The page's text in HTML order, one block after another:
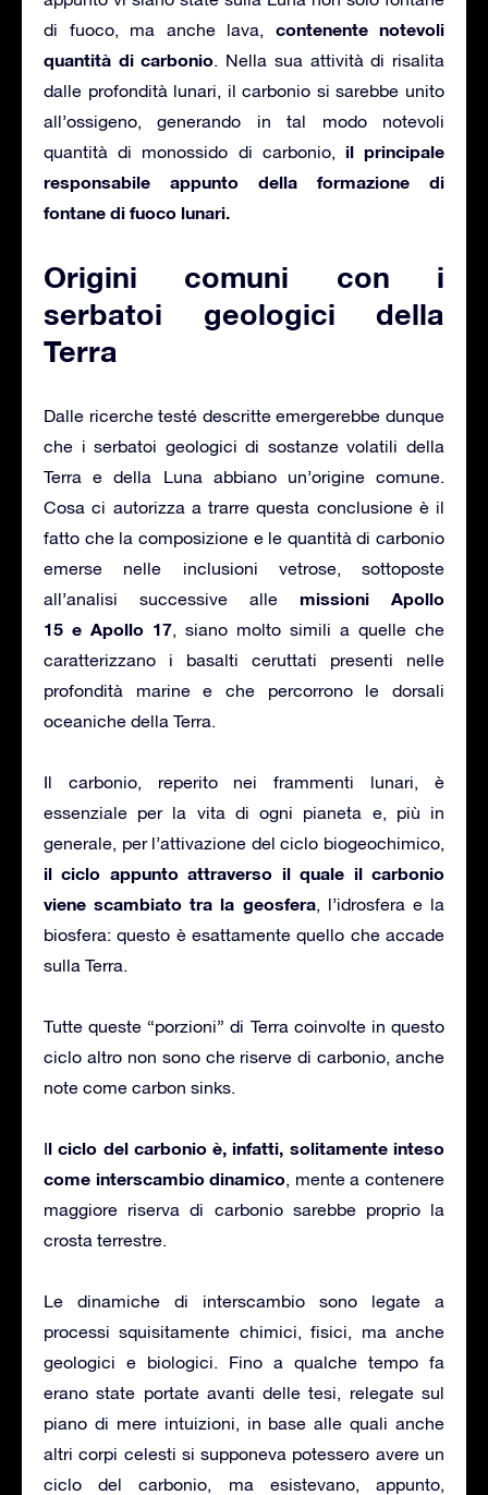
di fuoco, ma anche lava, contenente notevoli
quantità di carbonio. Nella sua attività di risalita
dalle profondità lunari, il carbonio si sarebbe unito
all’ossigeno, generando in tal modo notevoli
quantità di monossido di carbonio, il principale
responsabile appunto della formazione di
fontane di fuoco lunari.
Origini comuni con i
serbatoi geologici della
Terra
Dalle ricerche testé descritte emergerebbe dunque
che i serbatoi geologici di sostanze volatili della
Terra e della Luna abbiano un’origine comune.
Cosa ci autorizza a trarre questa conclusione è il
fatto che la composizione e le quantità di carbonio
emerse nelle inclusioni vetrose, sottoposte
all’analisi successive alle missioni Apollo
15 e Apollo 17, siano molto simili a quelle che
caratterizzano i basalti ceruttati presenti nelle
profondità marine e che percorrono le dorsali
oceaniche della Terra.
Il carbonio, reperito nei frammenti lunari, è
essenziale per la vita di ogni pianeta e, più in
generale, per l’attivazione del ciclo biogeochimico,
il ciclo appunto attraverso il quale il carbonio
viene scambiato tra la geosfera, l’idrosfera e la
biosfera: questo è esattamente quello che accade
sulla Terra.
Tutte queste “porzioni” di Terra coinvolte in questo
ciclo altro non sono che riserve di carbonio, anche
note come carbon sinks.
Il ciclo del carbonio è, infatti, solitamente inteso
come interscambio dinamico, mente a contenere
maggiore riserva di carbonio sarebbe proprio la
crosta terrestre.
Le dinamiche di interscambio sono legate a
processi squisitamente chimici, fisici, ma anche
geologici e biologici. Fino a qualche tempo fa
erano state portate avanti delle tesi, relegate sul
piano di mere intuizioni, in base alle quali anche
altri corpi celesti si supponeva potessero avere un
ciclo del carbonio, ma esistevano, appunto,